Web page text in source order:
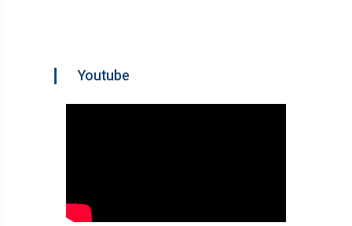
Youtube